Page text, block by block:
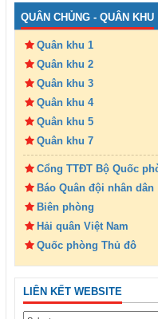
QUÂN CHỦNG - QUÂN KHU
Quân khu 1
Quân khu 2
Quân khu 3
Quân khu 4
Quân khu 5
Quân khu 7
Cổng TTĐT Bộ Quốc
Báo Quân đội nhân dân
Biên phòng
Hải quân Việt Nam
Quốc phòng Thủ đô
LIÊN KẾT WEBSITE